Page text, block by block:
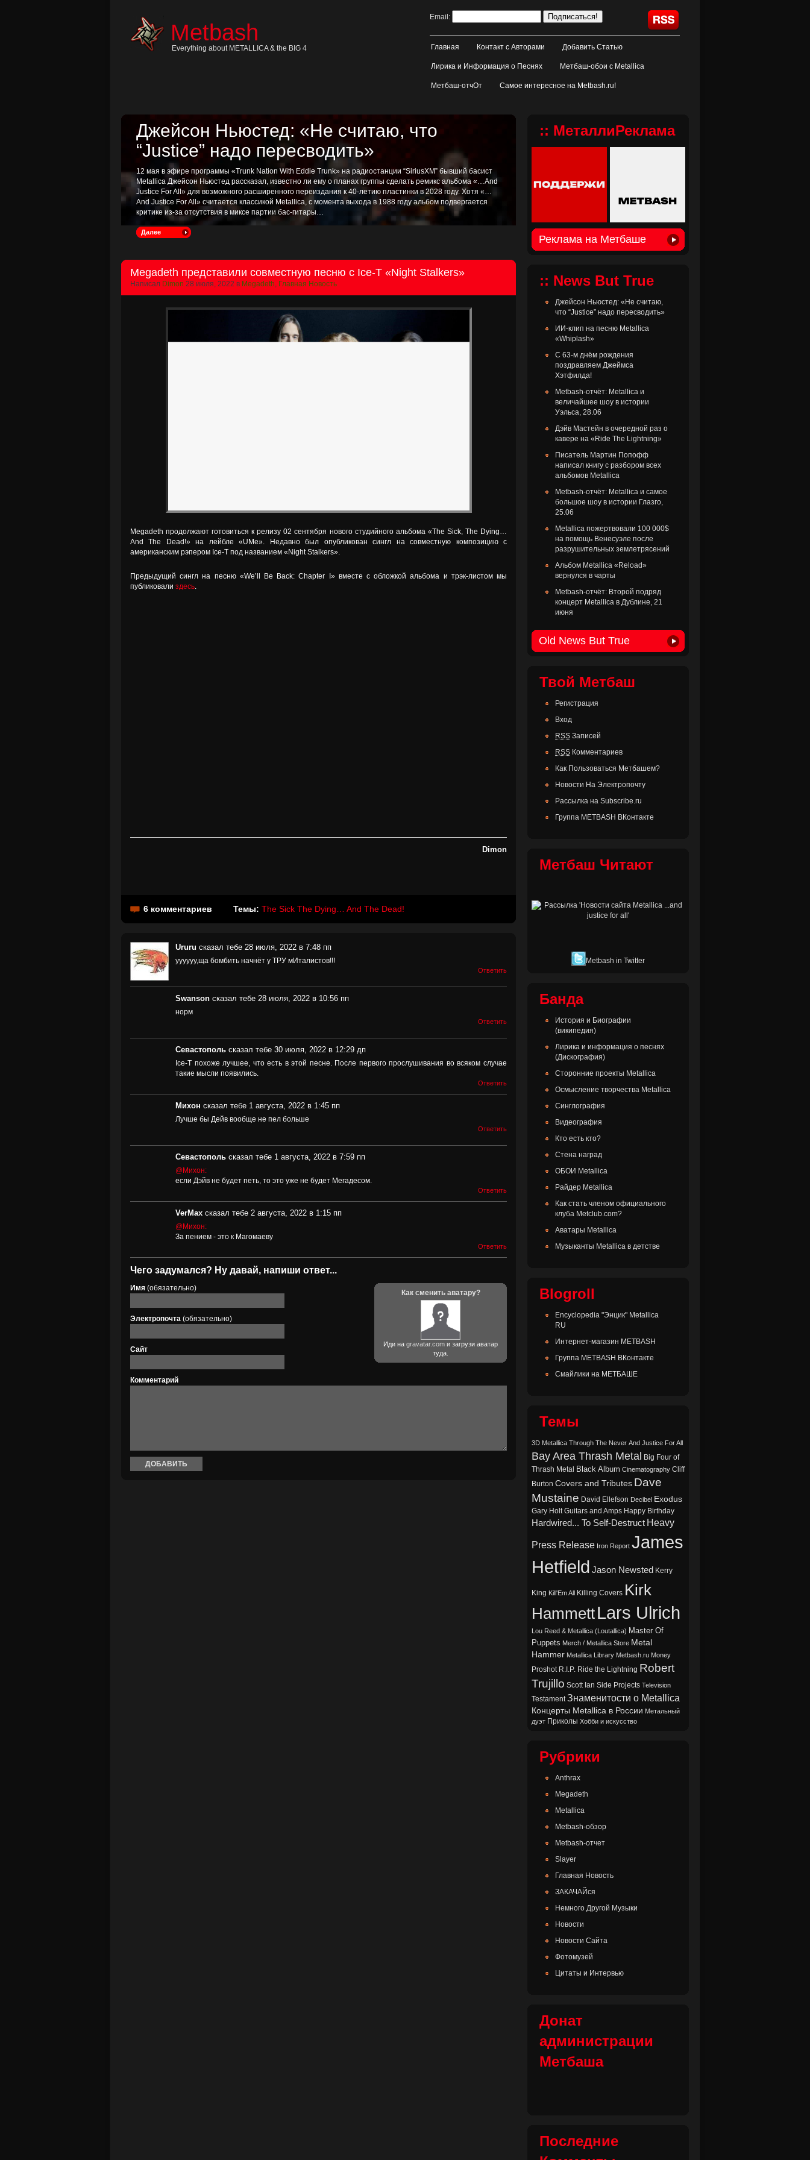
Metbash
Everything about METALLICA & the BIG 4
Email:
Главная Контакт с Авторами Добавить Статью
Лирика и Информация о Песнях Метбаш-обои с Metallica
Метбаш-отчОт Самое интересное на Metbash.ru!
Джейсон Ньюстед: «Не считаю, что
“Justice” надо пересводить»
12 мая в эфире программы «Trunk Nation With Eddie Trunk» на радиостанции “SiriusXM” бывший басист
Metallica Джейсон Ньюстед рассказал, известно ли ему о планах группы сделать ремикс альбома «…And
Justice For All» для возможного расширенного переиздания к 40-летию пластинки в 2028 году. Хотя «…
And Justice For All» считается классикой Metallica, с момента выхода в 1988 году альбом подвергается
критике из-за отсутствия в миксе партии бас-гитары…
Далее
Megadeth представили совместную песню с Ice-T «Night Stalkers»
Написал Dimon 28 июля, 2022 в Megadeth, Главная Новость
Megadeth продолжают готовиться к релизу 02 сентября нового студийного альбома «The Sick, The Dying…
And The Dead!» на лейбле «UMe». Недавно был опубликован сингл на совместную композицию с
американским рэпером Ice-T под названием «Night Stalkers».
Предыдущий сингл на песню «We’ll Be Back: Chapter I» вместе с обложкой альбома и трэк-листом мы
публиковали здесь.
Dimon
6 комментариев Темы: The Sick The Dying… And The Dead!
Ururu сказал тебе 28 июля, 2022 в 7:48 пп
уууууу,ща бомбить начнёт у ТРУ мИталистов!!!
Ответить
Swanson сказал тебе 28 июля, 2022 в 10:56 пп
норм
Ответить
Севастополь сказал тебе 30 июля, 2022 в 12:29 дп
Ice-T похоже лучшее, что есть в этой песне. После первого прослушивания во всяком случае
такие мысли появились.
Ответить
Михон сказал тебе 1 августа, 2022 в 1:45 пп
Лучше бы Дейв вообще не пел больше
Ответить
Севастополь сказал тебе 1 августа, 2022 в 7:59 пп
@Михон:
если Дэйв не будет петь, то это уже не будет Мегадесом.
Ответить
VerMax сказал тебе 2 августа, 2022 в 1:15 пп
@Михон:
За пением - это к Магомаеву
Ответить
Чего задумался? Ну давай, напиши ответ...
Как сменить аватару?
Иди на gravatar.com и загрузи аватар
туда.
Имя (обязательно)
Электропочта (обязательно)
Сайт
Комментарий
:: МеталлиРеклама
Реклама на Метбаше
:: News But True
Джейсон Ньюстед: «Не считаю,
что “Justice” надо пересводить»
ИИ-клип на песню Metallica
«Whiplash»
С 63-м днём рождения
поздравляем Джеймса
Хэтфилда!
Metbash-отчёт: Metallica и
величайшее шоу в истории
Уэльса, 28.06
Дэйв Мастейн в очередной раз о
кавере на «Ride The Lightning»
Писатель Мартин Попофф
написал книгу с разбором всех
альбомов Metallica
Metbash-отчёт: Metallica и самое
большое шоу в истории Глазго,
25.06
Metallica пожертвовали 100 000$
на помощь Венесуэле после
разрушительных землетрясений
Альбом Metallica «Reload»
вернулся в чарты
Metbash-отчёт: Второй подряд
концерт Metallica в Дублине, 21
июня
Old News But True
Твой Метбаш
Регистрация
Вход
RSS Записей
RSS Комментариев
Как Пользоваться Метбашем?
Новости На Электропочту
Рассылка на Subscribe.ru
Группа METBASH ВКонтакте
Метбаш Читают
Metbash in Twitter
Банда
История и Биографии
(википедия)
Лирика и информация о песнях
(Дискография)
Сторонние проекты Metallica
Осмысление творчества Metallica
Синглография
Видеография
Кто есть кто?
Стена наград
ОБОИ Metallica
Райдер Metallica
Как стать членом официального
клуба Metclub.com?
Аватары Metallica
Музыканты Metallica в детстве
Blogroll
Encyclopedia "Энцик" Metallica
RU
Интернет-магазин METBASH
Группа METBASH ВКонтакте
Смайлики на МЕТБАШЕ
Темы
3D Metallica Through The Never And Justice For All
Bay Area Thrash Metal Big Four of
Thrash Metal Black Album Cinematography Cliff
Burton Covers and Tributes Dave
Mustaine David Ellefson Decibel Exodus
Gary Holt Guitars and Amps Happy Birthday
Hardwired... To Self-Destruct Heavy
Press Release Iron Report James
Hetfield Jason Newsted Kerry
King Kill'Em All Killing Covers Kirk
HammettLars Ulrich
Lou Reed & Metallica (Loutallica) Master Of
Puppets Merch / Metallica Store Metal
Hammer Metallica Library Metbash.ru Money
Proshot R.I.P. Ride the Lightning Robert
Trujillo Scott Ian Side Projects Television
Testament Знаменитости о Metallica
Концерты Metallica в России Метальный
дуэт Приколы Хобби и искусство
Рубрики
Anthrax
Megadeth
Metallica
Metbash-обзор
Metbash-отчет
Slayer
Главная Новость
ЗАКАЧАЙся
Немного Другой Музыки
Новости
Новости Сайта
Фотомузей
Цитаты и Интервью
Донат
администрации
Метбаша
Последние